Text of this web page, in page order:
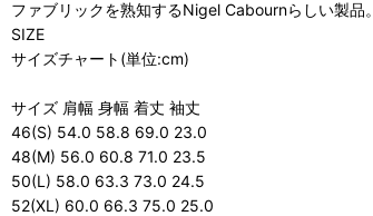
ファブリックを熟知するNigel Cabournらしい製品。
SIZE
サイズチャート(単位:cm)
サイズ 肩幅 身幅 着丈 袖丈
46(S) 54.0 58.8 69.0 23.0
48(M) 56.0 60.8 71.0 23.5
50(L) 58.0 63.3 73.0 24.5
52(XL) 60.0 66.3 75.0 25.0